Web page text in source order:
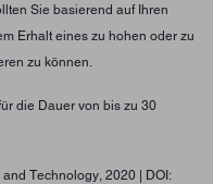
Sie basierend auf Ihren
Erhalt eines zu hohen oder zu
zu können.
die Dauer von bis zu 30
Technology, 2020 | DOI: